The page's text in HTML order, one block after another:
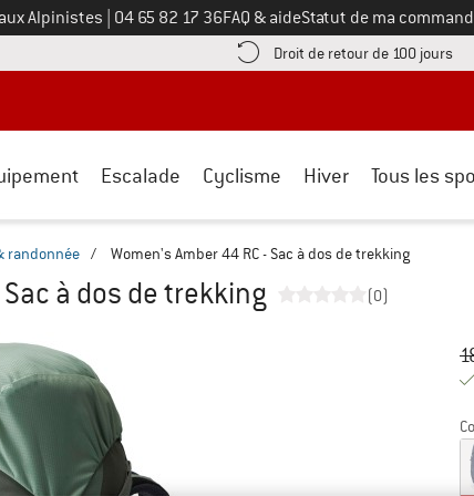
Alpinistes Appelez-nous au
04 65 82 17 36FAQ & aideStatut de ma
informations de paiement ici ! Ouvre une boîte d'information
Droit de retour de 100 jours
Escalade Cyclisme Hiver Tous les
randonnée / Women's Amber 44 RC - Sac à dos de trekking
à dos de trekking (0)